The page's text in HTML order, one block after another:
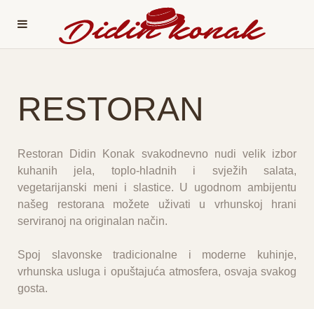
RESTORAN
Restoran Didin Konak svakodnevno nudi velik izbor
kuhanih jela, toplo-hladnih i svježih salata,
vegetarijanski meni i slastice. U ugodnom ambijentu
našeg restorana možete uživati u vrhunskoj hrani
serviranoj na originalan način.
Spoj slavonske tradicionalne i moderne kuhinje,
vrhunska usluga i opuštajuća atmosfera, osvaja svakog
gosta.